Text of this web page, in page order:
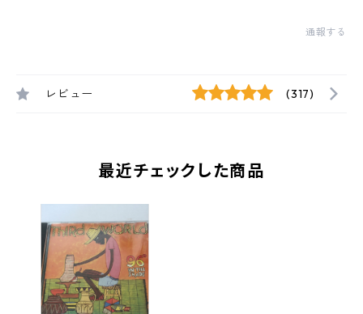
通報する
レビュー (317)
最近チェックした商品